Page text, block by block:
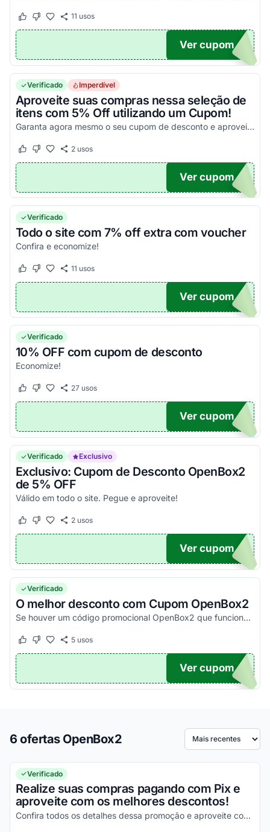
Este cupom funcionou
Este cupom não funcionou
11 usos
P5
Ver cupom
Verificado Imperdível
Aproveite suas compras nessa seleção de
itens com 5% Off utilizando um Cupom!
Garanta agora mesmo o seu cupom de desconto e aproveite!
Este cupom funcionou
Este cupom não funcionou
2usos
OX5
Ver cupom
Verificado
Todo o site com 7% off extra com voucher
Confira e economize!
Este cupom funcionou
Este cupom não funcionou
11 usos
N7
Ver cupom
Verificado
10% OFF com cupom de desconto
Economize!
Este cupom funcionou
Este cupom não funcionou
27usos
FF
Ver cupom
Verificado Exclusivo
Exclusivo: Cupom de Desconto OpenBox2
de 5% OFF
Válido em todo o site. Pegue e aproveite!
Este cupom funcionou
Este cupom não funcionou
2usos
A5
Ver cupom
Verificado
O melhor desconto com Cupom OpenBox2
Se houver um código promocional OpenBox2 que funciona, ele estará aqui na nossa página. Pegue o voucher e confira agora!
Este cupom funcionou
Este cupom não funcionou
5usos
TICO
Ver cupom
6 ofertas OpenBox2 Ordenar por
Verificado
Realize suas compras pagando com Pix e
aproveite com os melhores descontos!
Confira todos os detalhes dessa promoção e aproveite com vantagens simplesmente incríveis!